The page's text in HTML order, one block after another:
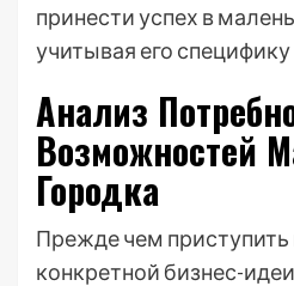
принести успех в
учитывая его специфику
Анализ
Возможностей
Городка
Прежде чем
конкретной бизнес-